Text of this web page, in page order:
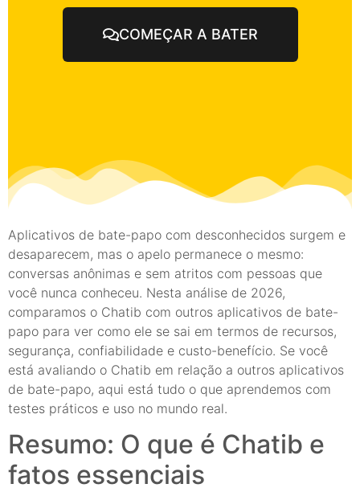
COMEÇAR A BATER
Aplicativos de bate-papo com desconhecidos surgem e
desaparecem, mas o apelo permanece o mesmo:
conversas anônimas e sem atritos com pessoas que
você nunca conheceu. Nesta análise de 2026,
comparamos o Chatib com outros aplicativos de bate-
papo para ver como ele se sai em termos de recursos,
segurança, confiabilidade e custo-benefício. Se você
está avaliando o Chatib em relação a outros aplicativos
de bate-papo, aqui está tudo o que aprendemos com
testes práticos e uso no mundo real.
Resumo: O que é Chatib e
fatos essenciais